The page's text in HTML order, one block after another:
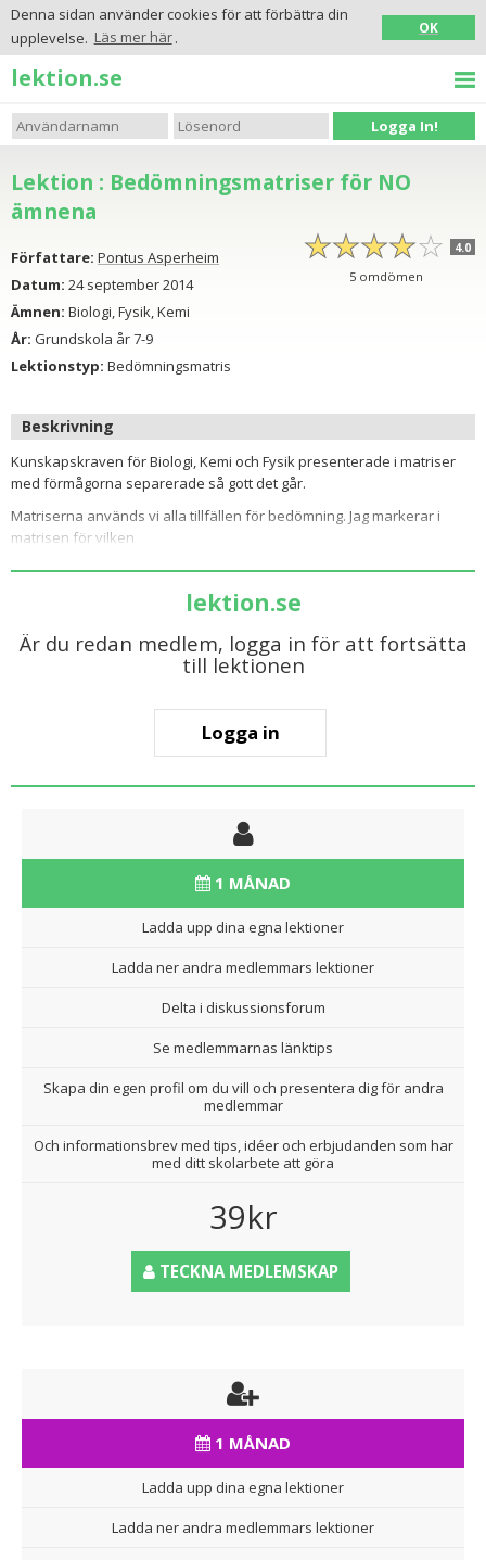
Denna sidan använder cookies för att förbättra din
upplevelse. Läs mer här.
OK
lektion.se
Logga In!
Lektion : Bedömningsmatriser för NO
ämnena
☆☆☆☆☆
★★★★★ 4.0
5 omdömen
Författare: Pontus Asperheim
Datum: 24 september 2014
Ämnen: Biologi, Fysik, Kemi
År: Grundskola år 7-9
Lektionstyp: Bedömningsmatris
Beskrivning
Kunskapskraven för Biologi, Kemi och Fysik presenterade i matriser
med förmågorna separerade så gott det går.
Matriserna används vi alla tillfällen för bedömning. Jag markerar i
matrisen för vilken
lektion.se
Är du redan medlem, logga in för att fortsätta
till lektionen
Logga in
1 MÅNAD
Ladda upp dina egna lektioner
Ladda ner andra medlemmars lektioner
Delta i diskussionsforum
Se medlemmarnas länktips
Skapa din egen profil om du vill och presentera dig för andra
medlemmar
Och informationsbrev med tips, idéer och erbjudanden som har
med ditt skolarbete att göra
39kr
TECKNA MEDLEMSKAP
1 MÅNAD
Ladda upp dina egna lektioner
Ladda ner andra medlemmars lektioner